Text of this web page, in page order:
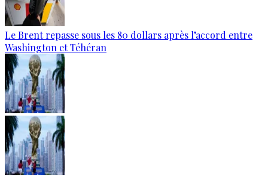
Le Brent repasse sous les 80 dollars après l’accord entre
Washington et Téhéran